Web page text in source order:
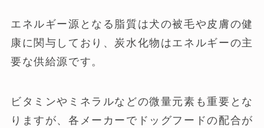
エネルギー源となる脂質は犬の被毛や皮膚の健
康に関与しており、炭水化物はエネルギーの主
要な供給源です。
ビタミンやミネラルなどの微量元素も重要とな
りますが、各メーカーでドッグフードの配合が